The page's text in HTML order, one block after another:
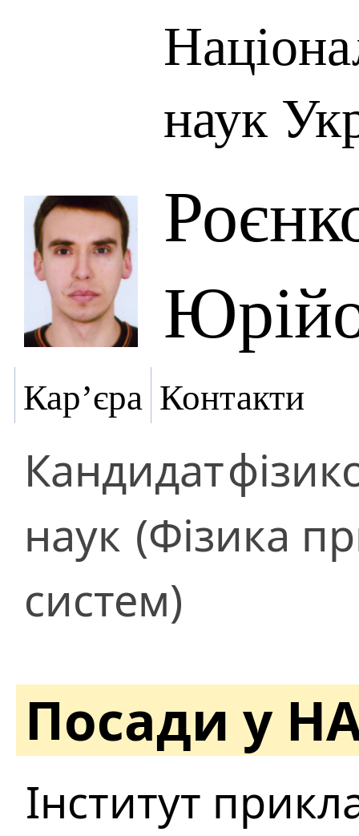
наук
Кар’єра Контакти
Кандидат
наук (Фізика
систем)
Посади у
Інститут